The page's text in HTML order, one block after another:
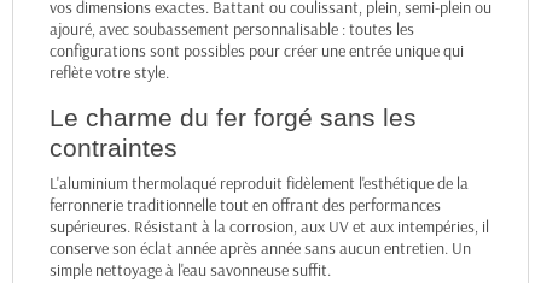
vos dimensions exactes. Battant ou coulissant, plein, semi-plein ou
ajouré, avec soubassement personnalisable : toutes les
configurations sont possibles pour créer une entrée unique qui
reflète votre style.
Le charme du fer forgé sans les
contraintes
L'aluminium thermolaqué reproduit fidèlement l'esthétique de la
ferronnerie traditionnelle tout en offrant des performances
supérieures. Résistant à la corrosion, aux UV et aux intempéries, il
conserve son éclat année après année sans aucun entretien. Un
simple nettoyage à l'eau savonneuse suffit.